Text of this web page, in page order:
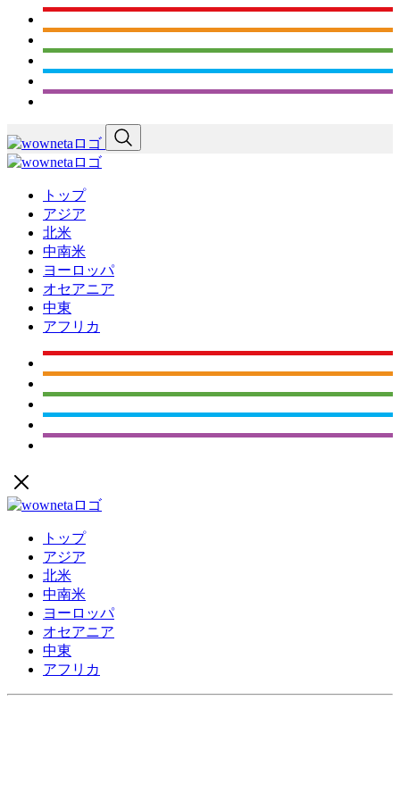
トップ
アジア
北米
中南米
ヨーロッパ
オセアニア
中東
アフリカ
トップ
アジア
北米
中南米
ヨーロッパ
オセアニア
中東
アフリカ